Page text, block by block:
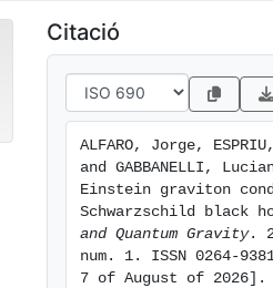
Citació
ALFARO, Jorge,
and GABBANELLI,
Einstein graviton
Schwarzschild black
and Quantum Gravity.
num. 1. ISSN 0264-
7 of August of